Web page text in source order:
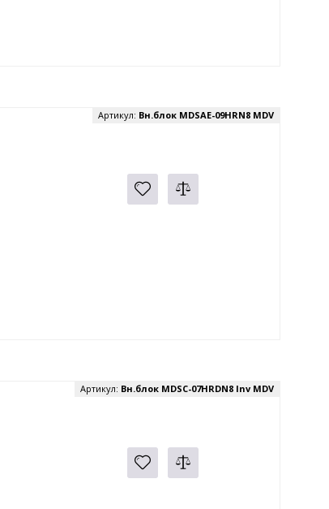
Артикул: Вн.блок MDSAE-09HRN8 MDV
Артикул: Вн.блок MDSC-07HRDN8 Inv MDV